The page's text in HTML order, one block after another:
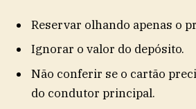
Reservar olhando apenas o
Ignorar o valor do depósito.
Não conferir se o cartão
do condutor principal.